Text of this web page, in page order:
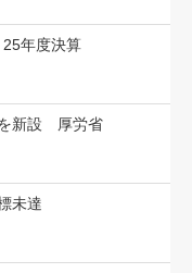
年度決算
を新設 厚労省
未達